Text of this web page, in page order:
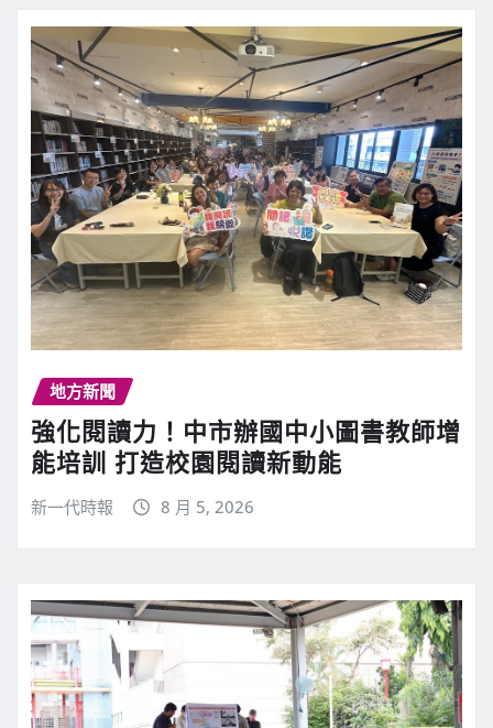
地方新聞
強化閱讀力！中市辦國中小圖書教師增
能培訓 打造校園閱讀新動能
新一代時報 8 月 5, 2026